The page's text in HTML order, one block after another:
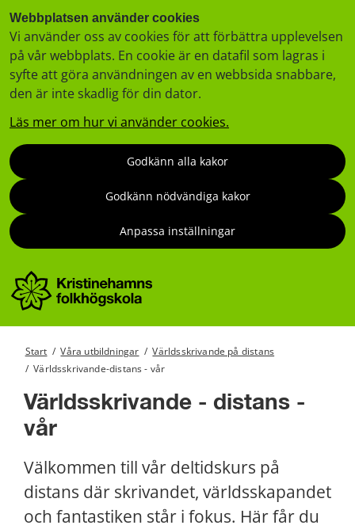
Webbplatsen använder cookies
Vi använder oss av cookies för att förbättra upplevelsen
på vår webbplats. En cookie är en datafil som lagras i
syfte att göra användningen av en webbsida snabbare,
den är inte skadlig för din dator.
Läs mer om hur vi använder cookies.
Godkänn alla kakor
Godkänn nödvändiga kakor
Anpassa inställningar
Start / Våra utbildningar / Världsskrivande på distans
/ Världsskrivande-distans - vår
Världsskrivande - distans -
vår
Välkommen till vår deltidskurs på
distans där skrivandet, världsskapandet
och fantastiken står i fokus. Här får du